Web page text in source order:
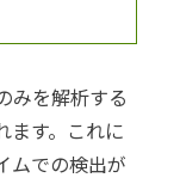
みを解析する
ます。これに
ムでの検出が